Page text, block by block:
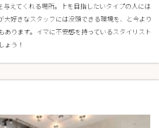
えてくれる場所。上を目指したいタイプの人には
大好きなスタッフには没頭できる環境を、と今より
あります。イマに不安感を持っているスタイリスト
ょう！